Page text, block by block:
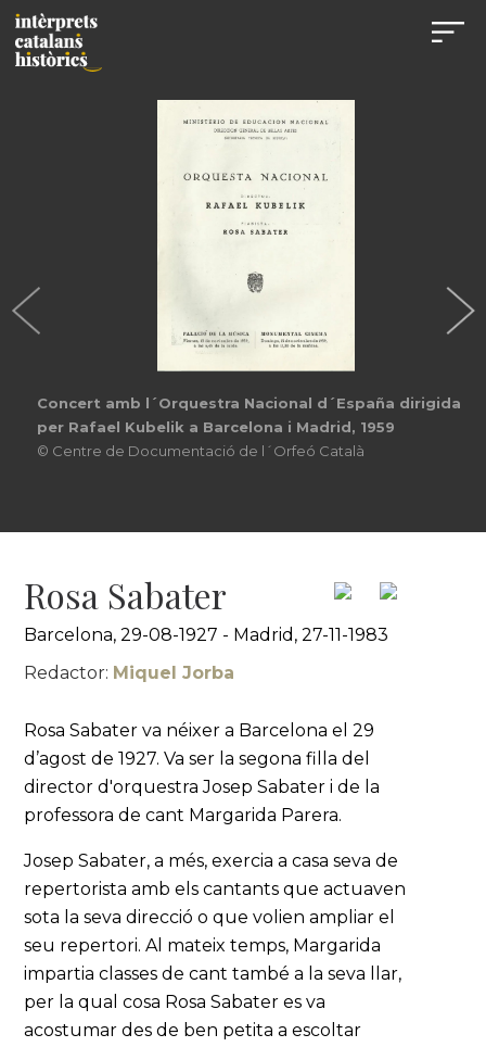
Concert amb l´Orquestra Nacional d´España dirigida
per Rafael Kubelik a Barcelona i Madrid, 1959
© Centre de Documentació de l´Orfeó Català
Rosa Sabater
Barcelona, 29-08-1927 - Madrid, 27-11-1983
Redactor: Miquel Jorba
Rosa Sabater va néixer a Barcelona el 29
d’agost de 1927. Va ser la segona filla del
director d'orquestra Josep Sabater i de la
professora de cant Margarida Parera.
Josep Sabater, a més, exercia a casa seva de
repertorista amb els cantants que actuaven
sota la seva direcció o que volien ampliar el
seu repertori. Al mateix temps, Margarida
impartia classes de cant també a la seva llar,
per la qual cosa Rosa Sabater es va
acostumar des de ben petita a escoltar